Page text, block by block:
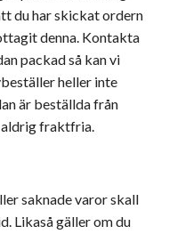
du har skickat ordern
denna. Kontakta
packad så kan vi
heller inte
är beställda från
aldrig fraktfria.
saknade varor skall
Likaså gäller om du